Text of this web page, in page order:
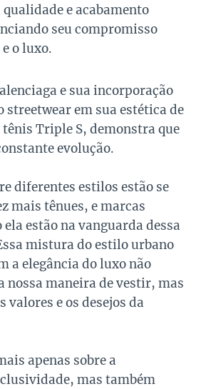
e acabamento
seu compromisso
o luxo.
e sua incorporação
streetwear em sua estética de
Triple S, demonstra que
evolução.
diferentes estilos estão se
mais tênues, e marcas
estão na vanguarda dessa
mistura do estilo urbano
a elegância do luxo não
nossa maneira de vestir, mas
valores e os desejos da
apenas sobre a
mas também